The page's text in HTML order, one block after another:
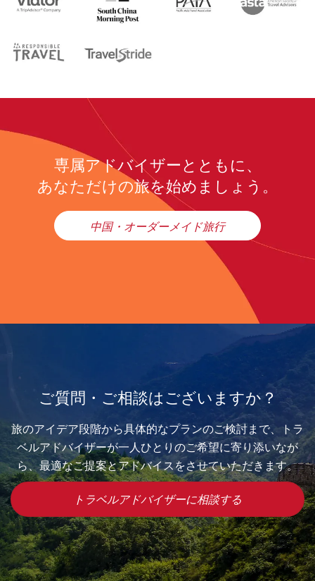
専属アドバイザーとともに、
あなただけの旅を始めましょう。
中国・オーダーメイド旅行
ご質問・ご相談はございますか？
旅のアイデア段階から具体的なプランのご検討まで、トラ
ベルアドバイザーが一人ひとりのご希望に寄り添いなが
ら、最適なご提案とアドバイスをさせていただきます。
トラベルアドバイザーに相談する